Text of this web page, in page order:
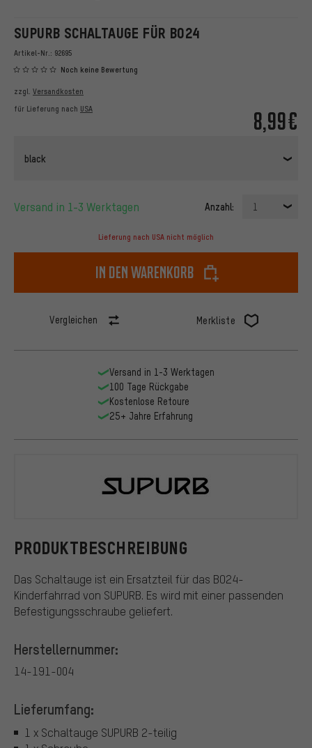
SUPURB SCHALTAUGE FÜR BO24
Artikel-Nr.: 92695
Noch keine Bewertung
8,99€
zzgl. Versandkosten
für Lieferung nach USA
black
Versand in 1-3 Werktagen Anzahl: 1
Lieferung nach USA nicht möglich
In den Warenkorb
Vergleichen Merkliste
PRODUKTBESCHREIBUNG
Das Schaltauge ist ein Ersatzteil für das BO24-
Kinderfahrrad von SUPURB. Es wird mit einer passenden
Befestigungsschraube geliefert.
Herstellernummer:
14-191-004
Lieferumfang:
1 x Schaltauge SUPURB 2-teilig
Versand in 1-3 Werktagen
100 Tage Rückgabe
Kostenlose Retoure
25+ Jahre Erfahrung